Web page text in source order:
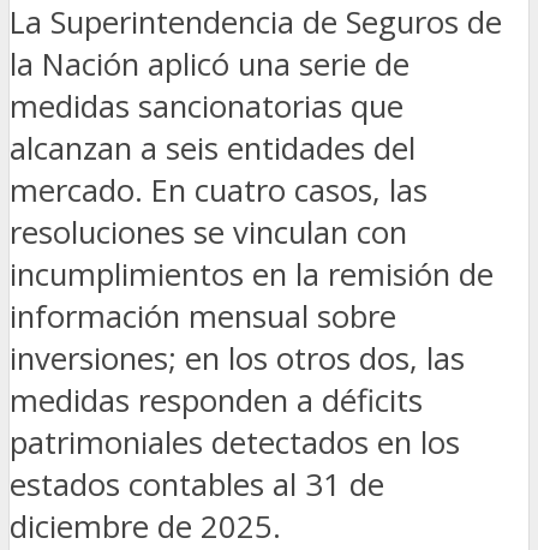
La Superintendencia de Seguros de
la Nación aplicó una serie de
medidas sancionatorias que
alcanzan a seis entidades del
mercado. En cuatro casos, las
resoluciones se vinculan con
incumplimientos en la remisión de
información mensual sobre
inversiones; en los otros dos, las
medidas responden a déficits
patrimoniales detectados en los
estados contables al 31 de
diciembre de 2025.